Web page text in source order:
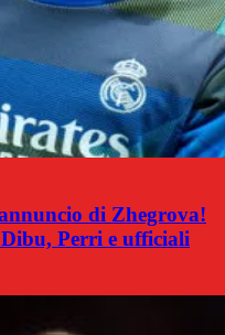
di Zhegrova!
Perri e ufficiali